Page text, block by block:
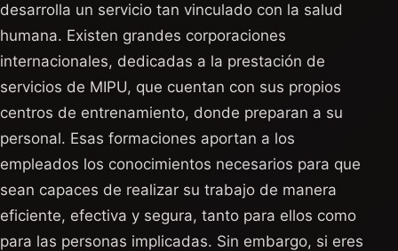
desarrolla un servicio tan vinculado con la salud
humana. Existen grandes corporaciones
internacionales, dedicadas a la prestación de
servicios de MIPU, que cuentan con sus propios
centros de entrenamiento, donde preparan a su
personal. Esas formaciones aportan a los
empleados los conocimientos necesarios para que
sean capaces de realizar su trabajo de manera
eficiente, efectiva y segura, tanto para ellos como
para las personas implicadas. Sin embargo, si eres